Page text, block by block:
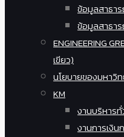
ข้อมูลสาธา
ข้อมูลสาธา
ENGINEERING
เขียว)
นโยบายของมหาวิ
KM
งานบริหารทั่
งานการเงิ